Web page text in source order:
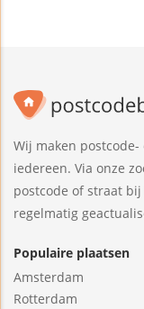
Wij maken
iedereen. Via onze
postcode of straat
regelmatig
Populaire plaatsen
Amsterdam
Rotterdam